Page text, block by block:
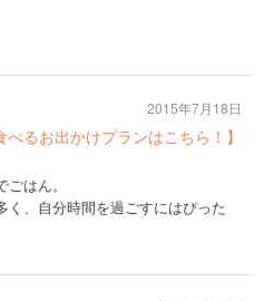
るお出かけプランはこちら！】
はん。
く、自分時間を過ごすにはぴった
2015年7月18日